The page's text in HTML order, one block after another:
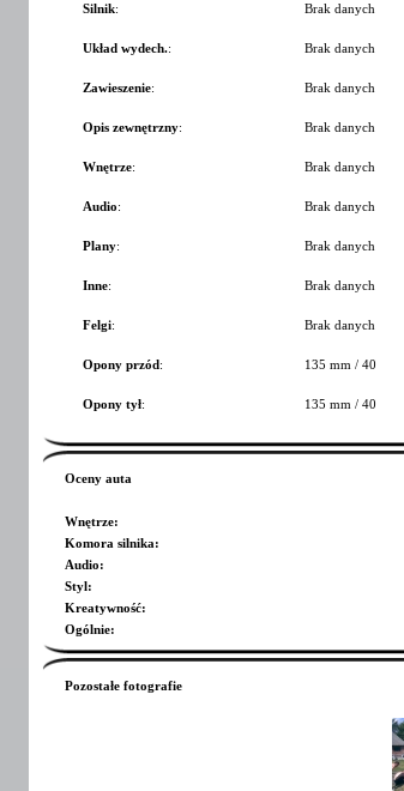
Silnik: Brak danych
Układ wydech.: Brak danych
Zawieszenie: Brak danych
Opis zewnętrzny: Brak danych
Wnętrze: Brak danych
Audio: Brak danych
Plany: Brak danych
Inne: Brak danych
Felgi: Brak danych
Opony przód: 135 mm / 40
Opony tył: 135 mm / 40
Oceny auta
Wnętrze:
Komora silnika:
Audio:
Styl:
Kreatywność:
Ogólnie:
Pozostałe fotografie